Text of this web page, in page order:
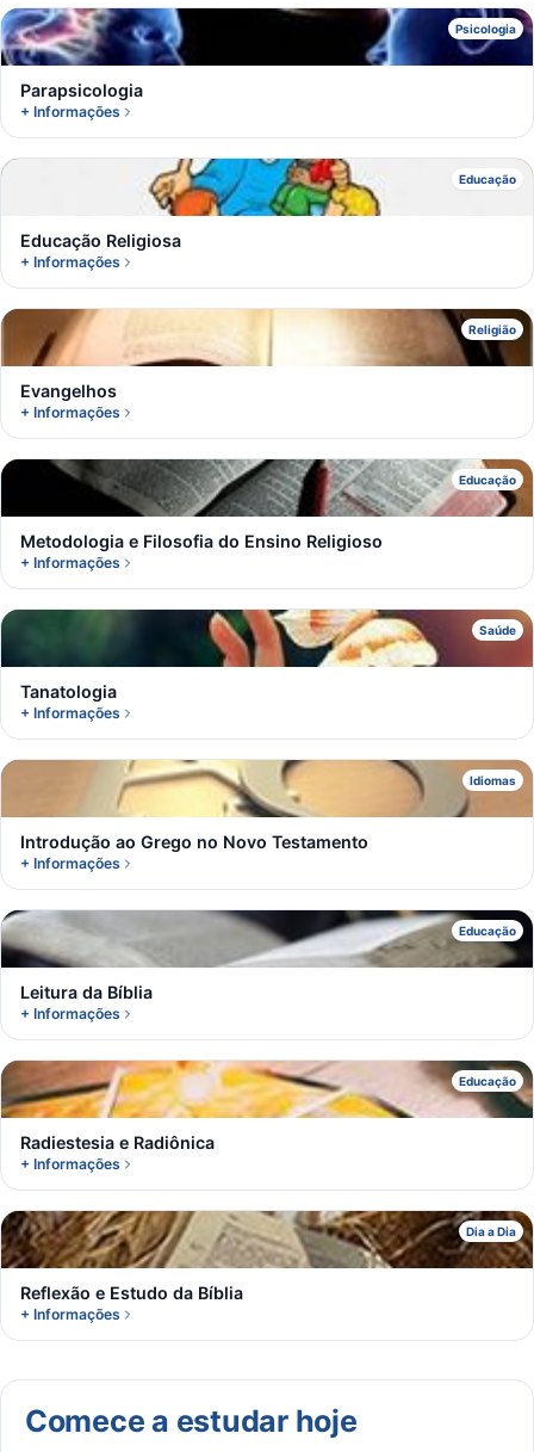
Psicologia
P
Parapsicologia
+ Informações
Educação
E
Educação Religiosa
+ Informações
Religião
E
Evangelhos
+ Informações
Educação
M
Metodologia e Filosofia do Ensino Religioso
+ Informações
Saúde
T
Tanatologia
+ Informações
Idiomas
I
Introdução ao Grego no Novo Testamento
+ Informações
Educação
L
Leitura da Bíblia
+ Informações
Educação
R
Radiestesia e Radiônica
+ Informações
Dia a Dia
R
Reflexão e Estudo da Bíblia
+ Informações
Comece a estudar hoje